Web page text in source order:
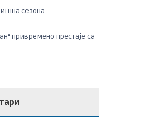
сезона
привремено престаје са